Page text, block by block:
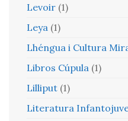
Levoir (1)
Leya (1)
Lhéngua i Cultura
Libros Cúpula (1)
Lilliput (1)
Literatura